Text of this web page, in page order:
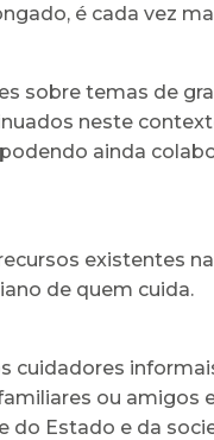
é cada vez
sobre temas de
neste
ainda
existentes
de quem cuida.
cuidadores
ou amigos
Estado e da